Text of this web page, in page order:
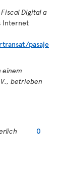
Digital a
Internet
pasaje
einem
betrieben
0